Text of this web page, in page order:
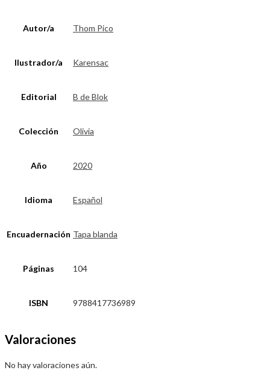
Autor/a Thom Pico
Ilustrador/a Karensac
Editorial B de Blok
Colección Olivia
Año 2020
Idioma Español
Encuadernación Tapa blanda
Páginas 104
ISBN 9788417736989
Valoraciones
No hay valoraciones aún.